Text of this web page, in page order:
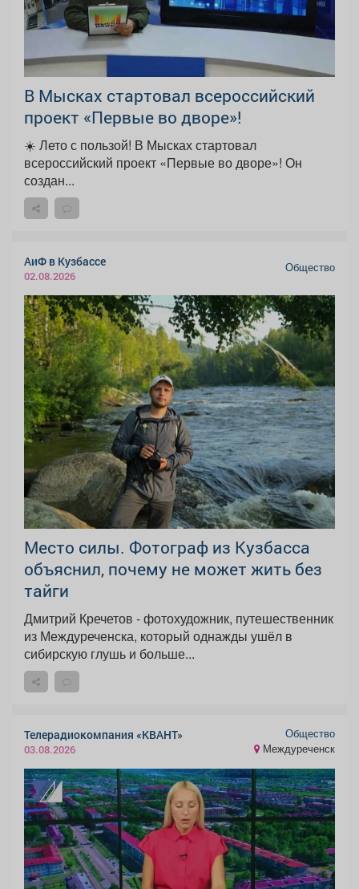
В Мысках стартовал всероссийский
проект «Первые во дворе»!
☀️ Лето с пользой! В Мысках стартовал
всероссийский проект «Первые во дворе»! Он
создан...
АиФ в Кузбассе
02.08.2026
Общество
Место силы. Фотограф из Кузбасса
объяснил, почему не может жить без
тайги
Дмитрий Кречетов - фотохудожник, путешественник
из Междуреченска, который однажды ушёл в
сибирскую глушь и больше...
Телерадиокомпания «КВАНТ»
03.08.2026
Общество
Междуреченск